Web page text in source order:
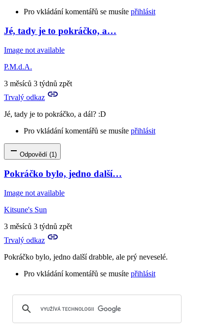
Pro vkládání komentářů se musíte přihlásit
In
to
To
se
to
neviathiel
Jé, tady je to pokráčko, a…
Image not available
P.M.d.A.
3 měsíců 3 týdnů zpět
Trvalý odkaz
Jé, tady je to pokráčko, a dál? :D
Pro vkládání komentářů se musíte přihlásit
Odpovědí (1)
Pokráčko bylo, jedno další…
Image not available
Kitsune's Sun
3 měsíců 3 týdnů zpět
Trvalý odkaz
Pokráčko bylo, jedno další drabble, ale prý neveselé.
Pro vkládání komentářů se musíte přihlásit